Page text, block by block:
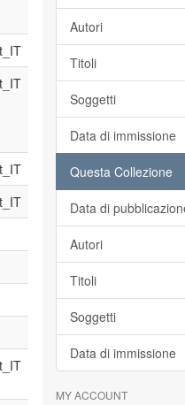
Autori
Titoli
Soggetti
Data di immissione
Questa Collezione
Data di
Autori
Titoli
Soggetti
Data di immissione
MY ACCOUNT